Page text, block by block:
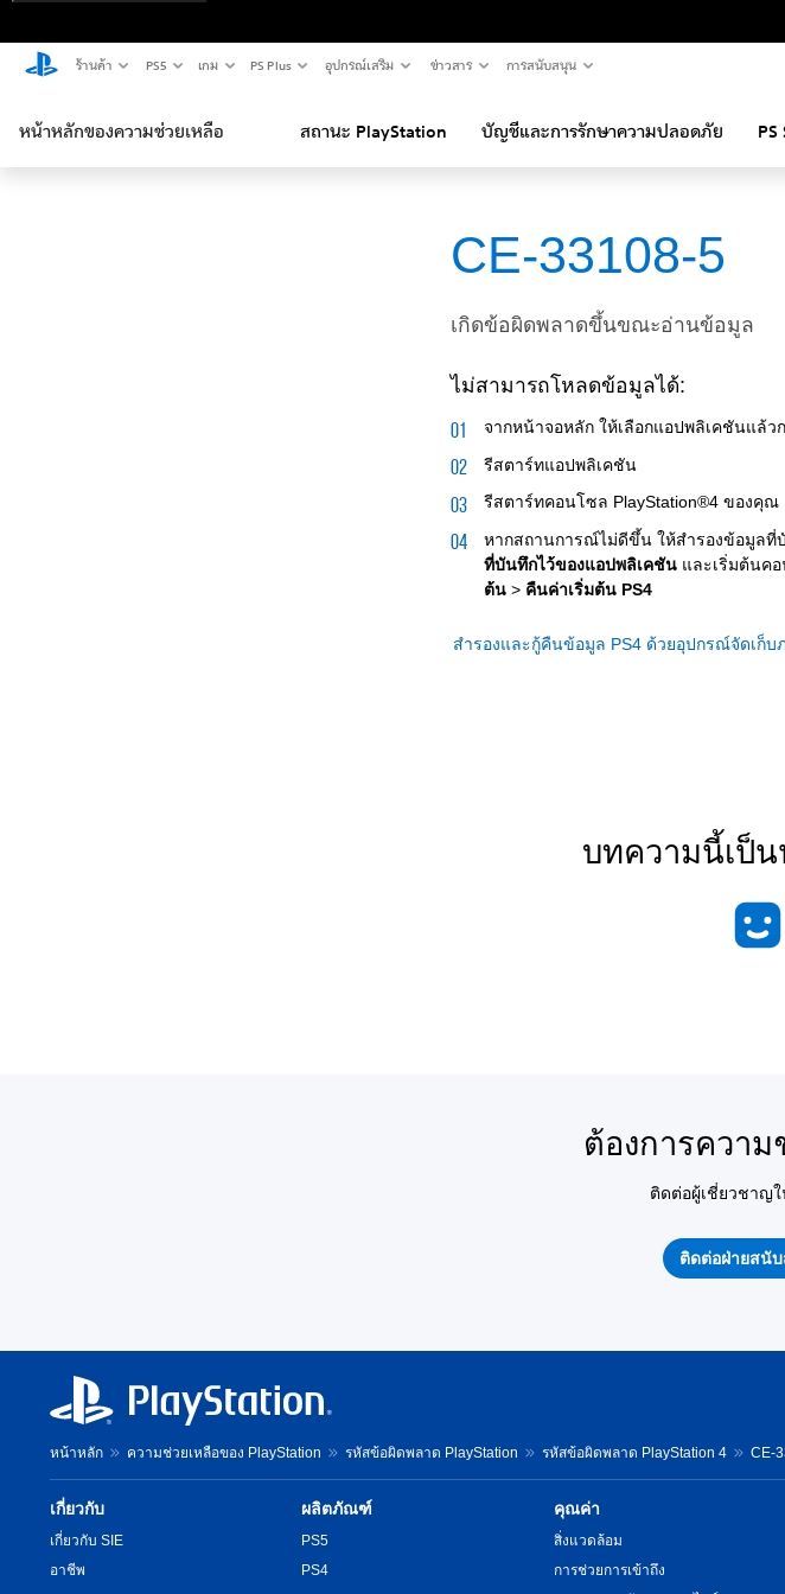
ร้านค้า PS5 เกม PS Plus อุปกรณ์เสริม ข่าวสาร การสนับสนุน
หน้าหลักของความช่วยเหลือ สถานะ PlayStation บัญชีและการรักษาความปลอดภัย
CE-33108-5
เกิดข้อผิดพลาดขึ้นขณะอ่านข้อมูล
ไม่สามารถโหลดข้อมูลได้:
จากหน้าจอหลัก ให้เลือกแอปพลิเคชันแล้
รีสตาร์ทแอปพลิเคชัน
รีสตาร์ทคอนโซล PlayStation®4 ของคุณ
หากสถานการณ์ไม่ดีขึ้น ให้สำรองข้อมูล
ที่บันทึกไว้ของแอปพลิเคชัน และเริ่มต้นค
ต้น> คืนค่าเริ่มต้น PS4
สำรองและกู้คืนข้อมูล PS4 ด้วยอุปกรณ์จัดเก็บ
บทความนี้เป็
ต้องการความ
ติดต่อผู้เชี่ยวชาญ
ติดต่อฝ่ายสนั
หน้าหลัก ความช่วยเหลือของ PlayStation รหัสข้อผิดพลาด PlayStation รหัสข้อผิดพลาด PlayStation 4 CE-
เกี่ยวกับ
เกี่ยวกับ SIE
อาชีพ
ผลิตภัณฑ์
PS5
PS4
คุณค่า
สิ่งแวดล้อม
การช่วยการเข้าถึง